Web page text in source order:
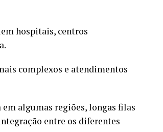
hospitais, centros
complexos e atendimentos
algumas regiões, longas filas
entre os diferentes